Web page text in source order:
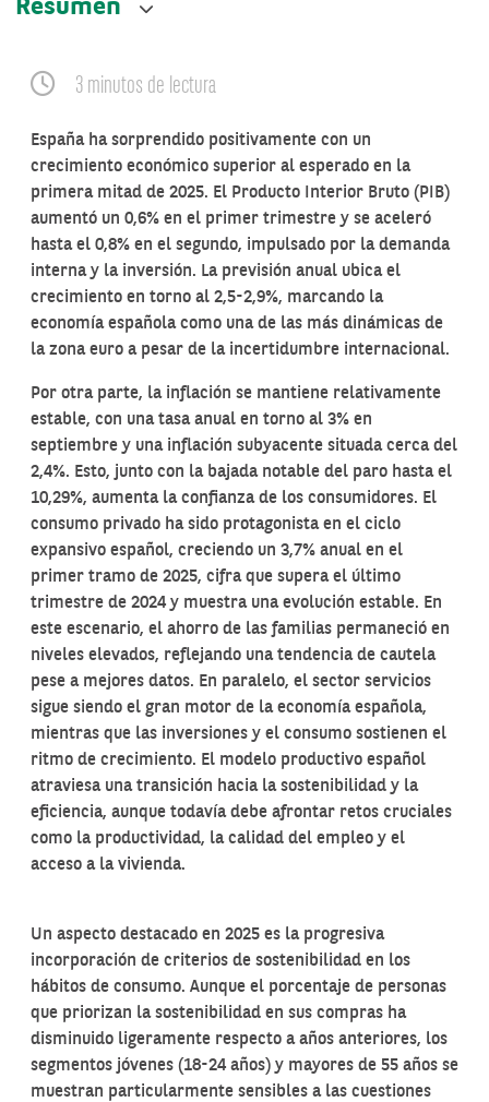
3 minutos de lectura
España ha sorprendido positivamente con un
crecimiento económico superior al esperado en la
primera mitad de 2025. El Producto Interior Bruto (PIB)
aumentó un 0,6% en el primer trimestre y se aceleró
hasta el 0,8% en el segundo, impulsado por la demanda
interna y la inversión. La previsión anual ubica el
crecimiento en torno al 2,5-2,9%, marcando la
economía española como una de las más dinámicas de
la zona euro a pesar de la incertidumbre internacional.
Por otra parte, la inflación se mantiene relativamente
estable, con una tasa anual en torno al 3% en
septiembre y una inflación subyacente situada cerca del
2,4%. Esto, junto con la bajada notable del paro hasta el
10,29%, aumenta la confianza de los consumidores. El
consumo privado ha sido protagonista en el ciclo
expansivo español, creciendo un 3,7% anual en el
primer tramo de 2025, cifra que supera el último
trimestre de 2024 y muestra una evolución estable. En
este escenario, el ahorro de las familias permaneció en
niveles elevados, reflejando una tendencia de cautela
pese a mejores datos. En paralelo, el sector servicios
sigue siendo el gran motor de la economía española,
mientras que las inversiones y el consumo sostienen el
ritmo de crecimiento. El modelo productivo español
atraviesa una transición hacia la sostenibilidad y la
eficiencia, aunque todavía debe afrontar retos cruciales
como la productividad, la calidad del empleo y el
acceso a la vivienda.
Un aspecto destacado en 2025 es la progresiva
incorporación de criterios de sostenibilidad en los
hábitos de consumo. Aunque el porcentaje de personas
que priorizan la sostenibilidad en sus compras ha
disminuido ligeramente respecto a años anteriores, los
segmentos jóvenes (18-24 años) y mayores de 55 años se
muestran particularmente sensibles a las cuestiones
Resumen